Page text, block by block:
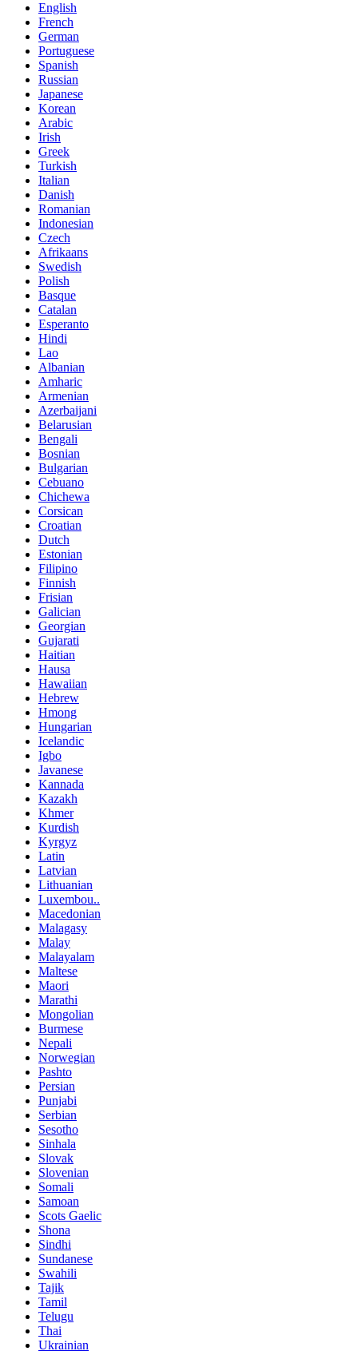
English
French
German
Portuguese
Spanish
Russian
Japanese
Korean
Arabic
Irish
Greek
Turkish
Italian
Danish
Romanian
Indonesian
Czech
Afrikaans
Swedish
Polish
Basque
Catalan
Esperanto
Hindi
Lao
Albanian
Amharic
Armenian
Azerbaijani
Belarusian
Bengali
Bosnian
Bulgarian
Cebuano
Chichewa
Corsican
Croatian
Dutch
Estonian
Filipino
Finnish
Frisian
Galician
Georgian
Gujarati
Haitian
Hausa
Hawaiian
Hebrew
Hmong
Hungarian
Icelandic
Igbo
Javanese
Kannada
Kazakh
Khmer
Kurdish
Kyrgyz
Latin
Latvian
Lithuanian
Luxembou..
Macedonian
Malagasy
Malay
Malayalam
Maltese
Maori
Marathi
Mongolian
Burmese
Nepali
Norwegian
Pashto
Persian
Punjabi
Serbian
Sesotho
Sinhala
Slovak
Slovenian
Somali
Samoan
Scots Gaelic
Shona
Sindhi
Sundanese
Swahili
Tajik
Tamil
Telugu
Thai
Ukrainian